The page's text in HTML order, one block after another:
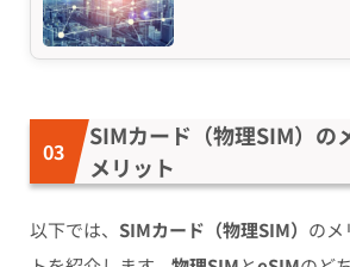
SIMカード（物理SIM）の
メリット
以下では、 SIMカード（物理SIM） のメ